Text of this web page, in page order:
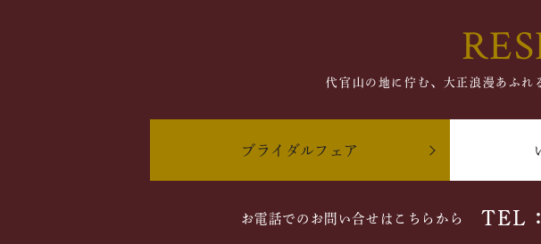
代官山の地に佇む、大正浪漫あふ
ブライダルフェア
お電話でのお問い合せはこちらから TEL